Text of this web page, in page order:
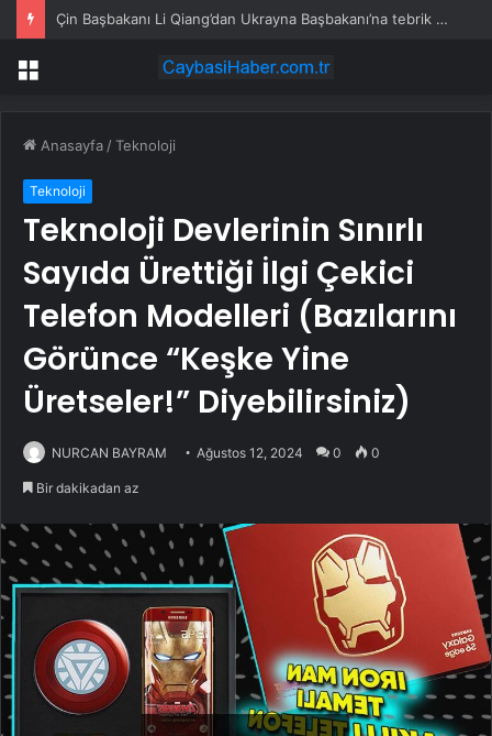
Çin Başbakanı Li Qiang’dan Ukrayna Başbakanı’na tebrik mesajı
Menü
Anasayfa /Teknoloji
Teknoloji
Teknoloji Devlerinin Sınırlı
Sayıda Ürettiği İlgi Çekici
Telefon Modelleri (Bazılarını
Görünce “Keşke Yine
Üretseler!” Diyebilirsiniz)
NURCAN BAYRAM Ağustos 12, 2024 0 0
Bir dakikadan az